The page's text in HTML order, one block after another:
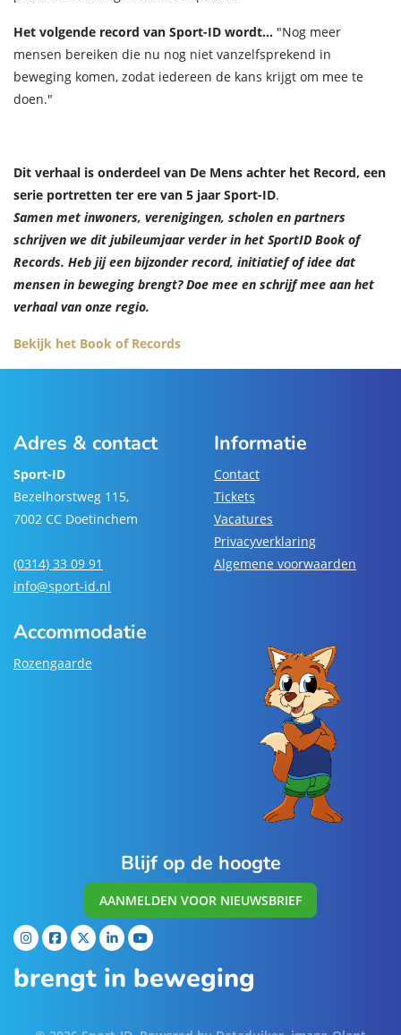
Het volgende record van Sport-ID wordt... "Nog meer
mensen bereiken die nu nog niet vanzelfsprekend in
beweging komen, zodat iedereen de kans krijgt om mee te
doen."
Dit verhaal is onderdeel van De Mens achter het Record, een
serie portretten ter ere van 5 jaar Sport-ID.
Samen met inwoners, verenigingen, scholen en partners
schrijven we dit jubileumjaar verder in het SportID Book of
Records. Heb jij een bijzonder record, initiatief of idee dat
mensen in beweging brengt? Doe mee en schrijf mee aan het
verhaal van onze regio.
Bekijk het Book of Records
Adres & contact
Sport-ID
Bezelhorstweg 115,
7002 CC Doetinchem
(0314) 33 09 91
info@sport-id.nl
Informatie
Contact
Tickets
Vacatures
Privacyverklaring
Algemene voorwaarden
Accommodatie
Rozengaarde
Blijf op de hoogte
AANMELDEN VOOR NIEUWSBRIEF
brengt in beweging